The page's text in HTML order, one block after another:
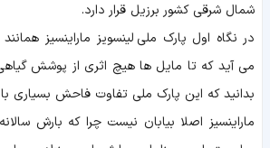
شمال شرقی کشور برزیل قرار دارد.
در نگاه اول پارک ملی لینسویز ماراینسیز
می آید که تا مایل ها هیچ اثری از پوشش
بدانید که این پارک ملی تفاوت فاحش بسیاری با